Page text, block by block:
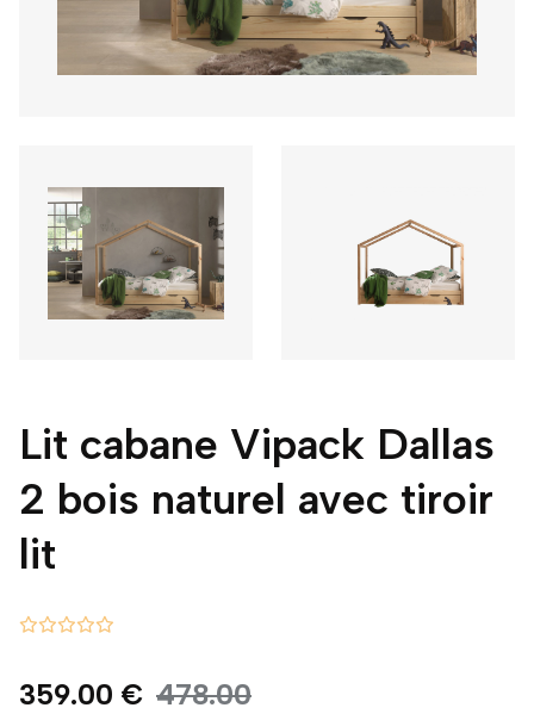
Lit cabane Vipack Dallas
2 bois naturel avec tiroir
lit
359.00 € 478.00